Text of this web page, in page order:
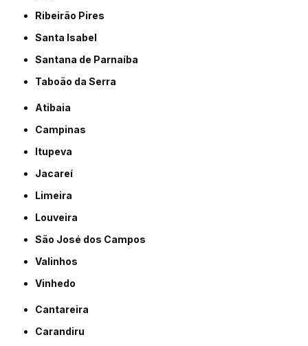
Ribeirão Pires
Santa Isabel
Santana de Parnaíba
Taboão da Serra
Atibaia
Campinas
Itupeva
Jacareí
Limeira
Louveira
São José dos Campos
Valinhos
Vinhedo
Cantareira
Carandiru